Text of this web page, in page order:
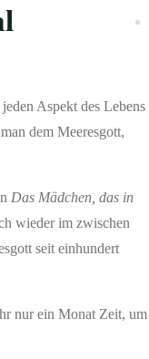
Aspekt des Lebens
dem Meeresgott,
Das Mädchen, das in
wieder im zwischen
seit einhundert
nur ein Monat Zeit, um